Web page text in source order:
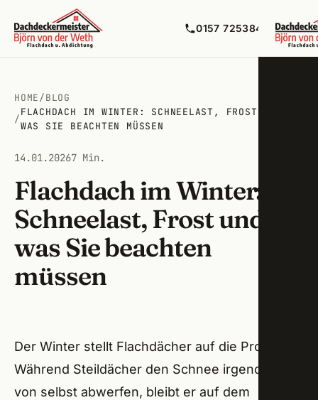
0157 72538492
HOME/BLOG
/
FLACHDACH IM WINTER: SCHNEELAST, FROST UND
WAS SIE BEACHTEN MÜSSEN
14.01.20267 Min.
Flachdach im Winter:
Schneelast, Frost und
was Sie beachten
müssen
Der Winter stellt Flachdächer auf die Probe
Während Steildächer den Schnee irgendwann
von selbst abwerfen, bleibt er auf dem